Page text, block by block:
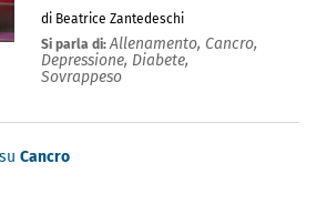
di Beatrice Zantedeschi
Si parla di:Allenamento, Cancro,
Depressione, Diabete,
Sovrappeso
Cancro